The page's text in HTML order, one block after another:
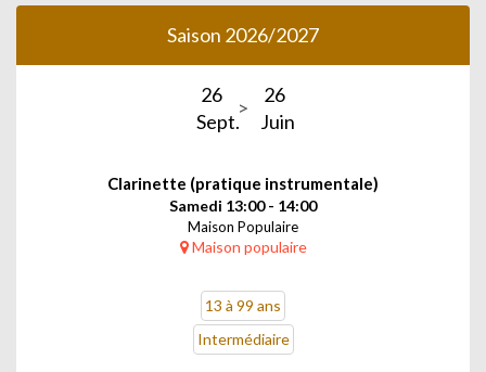
Saison 2026/2027
26
Sept.
26
Juin
Clarinette (pratique instrumentale)
Samedi 13:00 - 14:00
Maison Populaire
Maison populaire
13 à 99 ans
Intermédiaire